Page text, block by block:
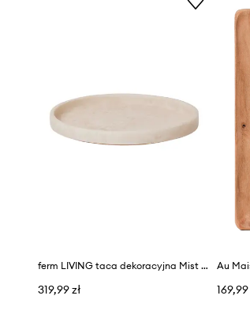
ferm LIVING taca dekoracyjna Mist 30 cm
319,99 zł 169,99